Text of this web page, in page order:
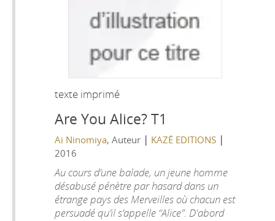
texte imprimé
Are You Alice? T1
Ai Ninomiya, Auteur | KAZÉ EDITIONS |
2016
Au cours d’une balade, un jeune homme
désabusé pénètre par hasard dans un
étrange pays des Merveilles où chacun est
persuadé qu’il s’appelle “Alice”. D'abord